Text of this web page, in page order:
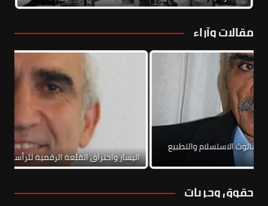
مقالات وآراء
اليسار
الإطاري الخاص بلبنان: مخاطر ثالوث الاستسلام والتطبيع
الأهلية
حقوق وحريات